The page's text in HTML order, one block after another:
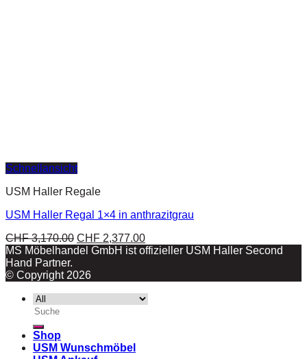
Schnellansicht
USM Haller Regale
USM Haller Regal 1×4 in anthrazitgrau
CHF3,170.00 CHF 2,377.00
MS Möbelhandel GmbH ist offizieller USM Haller Second
Hand Partner.
© Copyright 2026
Suche
nach:
Shop
USM Wunschmöbel